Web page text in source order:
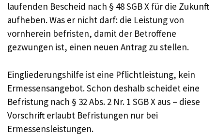
laufenden Bescheid nach § 48 SGB X für die Zukunft
aufheben. Was er nicht darf: die Leistung von
vornherein befristen, damit der Betroffene
gezwungen ist, einen neuen Antrag zu stellen.
Eingliederungshilfe ist eine Pflichtleistung, kein
Ermessensangebot. Schon deshalb scheidet eine
Befristung nach § 32 Abs. 2 Nr. 1 SGB X aus – diese
Vorschrift erlaubt Befristungen nur bei
Ermessensleistungen.